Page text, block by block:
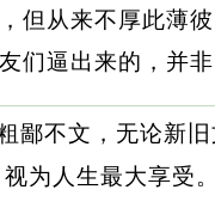
但从来不厚此薄
们逼出来的，并
鄙不文，无论新
视为人生最大享受